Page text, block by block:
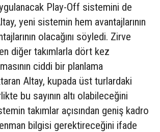
Play-Off sistemini de
yeni sistemin hem avantajlarının
olacağını söyledi. Zirve
diğer takımlarla dört kez
ciddi bir planlama
Altay, kupada üst turlardaki
bu sayının altı olabileceğini
takımlar açısından geniş kadro
bilgisi gerektireceğini ifade